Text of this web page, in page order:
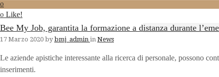
0
0 Like!
Bee My Job, garantita la formazione a distanza durante
17 Marzo 2020 by bmj_admin in News
Le aziende apistiche interessante alla ricerca di personale, possono
inserimenti.